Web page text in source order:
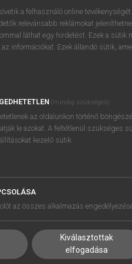
SÚGÓ
RÓLUNK
SÜTI BEÁLLÍTÁSOK
a felhasználó online
relevánsabb reklámokat
láthat egy hirdetést. Ezek a sütik
információkat. Ezek állandó sütik,
(mindig szükséges)
az oldalunkon történő
le azokat. A feltétlenül szükséges
kezelő sütik.
az összes alkalmazás
Kiválasztottak
elfogadása